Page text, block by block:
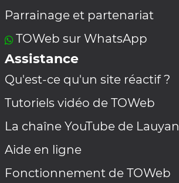
Parrainage et partenariat
TOWeb sur WhatsApp
Assistance
Qu'est-ce qu'un site réactif ?
Tutoriels vidéo de TOWeb
La chaîne YouTube de Lauyan
Aide en ligne
Fonctionnement de TOWeb